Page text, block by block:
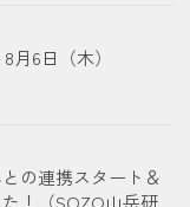
月6日（木）
の連携スタート＆
！（SOZO山岳研